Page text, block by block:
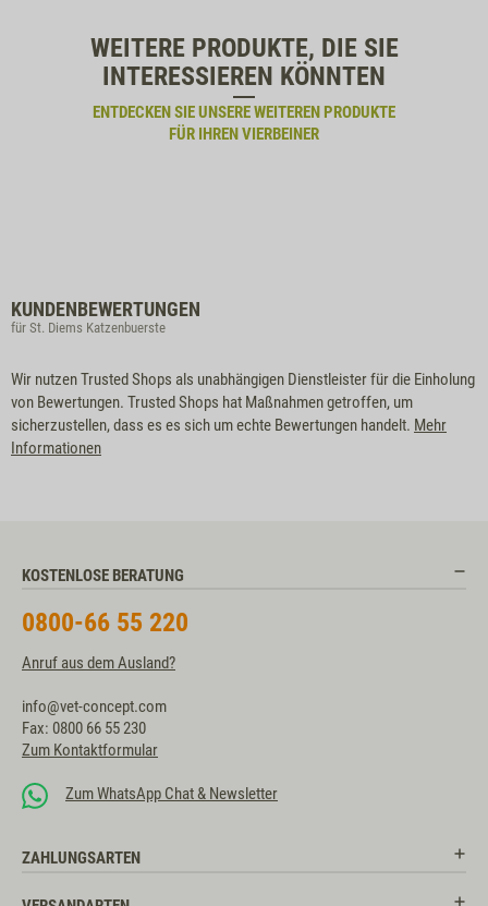
WEITERE PRODUKTE, DIE SIE
INTERESSIEREN KÖNNTEN
ENTDECKEN SIE UNSERE WEITEREN PRODUKTE
FÜR IHREN VIERBEINER
KUNDENBEWERTUNGEN
für St. Diems Katzenbuerste
Wir nutzen Trusted Shops als unabhängigen Dienstleister für die Einholung
von Bewertungen. Trusted Shops hat Maßnahmen getroffen, um
sicherzustellen, dass es es sich um echte Bewertungen handelt. Mehr
Informationen
KOSTENLOSE BERATUNG
0800-66 55 220
Anruf aus dem Ausland?
info@vet-concept.com
Fax: 0800 66 55 230
Zum Kontaktformular
Zum WhatsApp Chat & Newsletter
ZAHLUNGSARTEN